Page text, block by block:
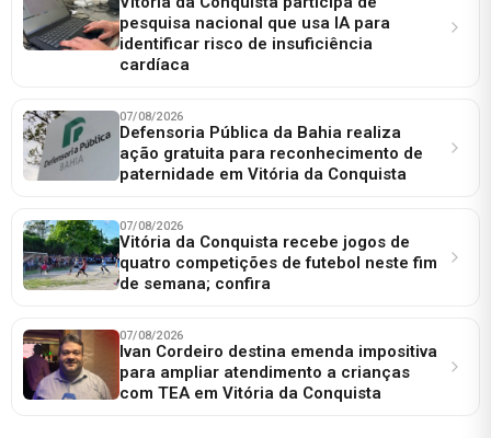
pesquisa nacional que usa IA para
identificar risco de insuficiência
cardíaca
07/08/2026
Defensoria Pública da Bahia realiza
ação gratuita para reconhecimento de
paternidade em Vitória da Conquista
07/08/2026
Vitória da Conquista recebe jogos de
quatro competições de futebol neste fim
de semana; confira
07/08/2026
Ivan Cordeiro destina emenda impositiva
para ampliar atendimento a crianças
com TEA em Vitória da Conquista